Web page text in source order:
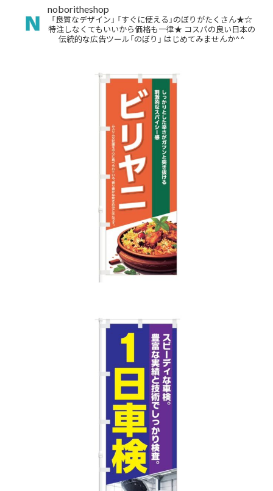
noboritheshop
「良質なデザイン」 「すぐに使える」のぼりがたくさん★☆
特注しなくてもいいから価格も一律★ コスパの良い日本の
伝統的な広告ツール「のぼり」 はじめてみませんか^^